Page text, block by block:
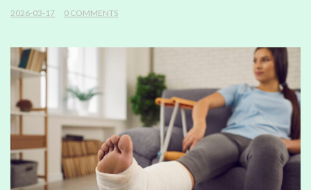
2026-03-17 0 COMMENTS